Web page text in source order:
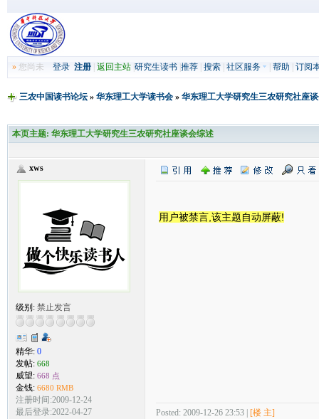
»您尚未 登录 注册| 返回主站| 研究生读书| 推荐| 搜索| 社区服务 帮助 订阅
三农中国读书论坛» 华东理工大学读书会» 华东理工大学研究生三农研究社座
本页主题: 华东理工大学研究生三农研究社座谈会综述
xws
级别: 禁止发言
精华: 0
发帖: 668
威望: 668 点
金钱: 6680 RMB
注册时间:2009-12-24
最后登录:2022-04-27
用户被禁言,该主题自动屏蔽!
Posted: 2009-12-26 23:53 | [楼 主]